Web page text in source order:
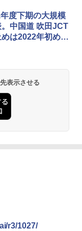
ロ ドーム 1 EX BDK
プ ポリエステル フ
凍 空間倍増 衛生的
ち
策 自治体・教育機
ンプ・アウトドア・
緊急時用 日本国内発
度下期の大規模
中国道 吹田JCT
は2022年初めに
表示させる
r3/1027/